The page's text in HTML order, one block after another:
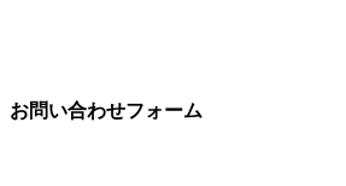
お問い合わせフォーム